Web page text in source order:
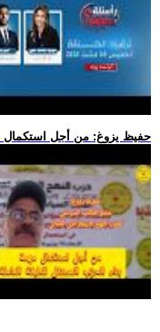
.. حفيظ يزوغ: من أجل استكمال